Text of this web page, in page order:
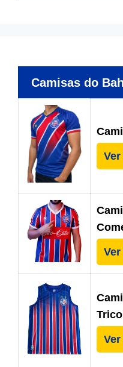
Camisas do